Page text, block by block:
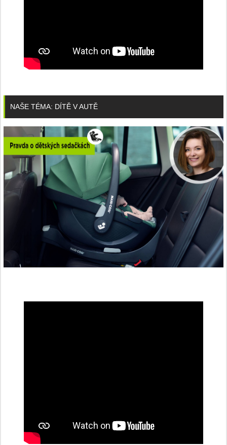
NAŠE TÉMA: DÍTĚ V AUTĚ